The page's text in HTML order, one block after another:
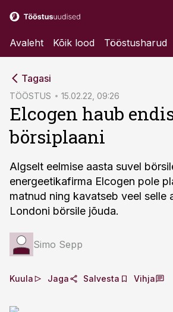
Avaleht Kõik lood Tööstusharud
Tagasi
TÖÖSTUS 15.02.22, 09:26
Elcogen haub
börsiplaani
Algselt eelmise aasta suvel
energeetikafirma Elcogen pole
matnud ning kavatseb veel selle
Londoni börsile jõuda.
Simo Sepp
Kuula Jaga Salvesta Vihja